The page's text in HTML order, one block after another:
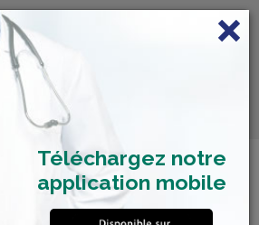
Téléchargez notre
application mobile